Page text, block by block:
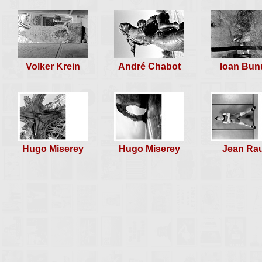
Volker Krein André Chabot Ioan
Hugo Miserey Hugo Miserey Jean